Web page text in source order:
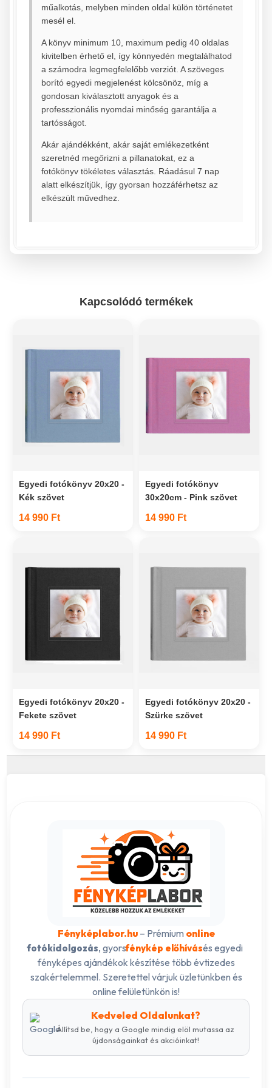
műalkotás, melyben minden oldal külön történetet
mesél el.
A könyv minimum 10, maximum pedig 40 oldalas
kivitelben érhető el, így könnyedén megtalálhatod
a számodra legmegfelelőbb verziót. A szöveges
borító egyedi megjelenést kölcsönöz, míg a
gondosan kiválasztott anyagok és a
professzionális nyomdai minőség garantálja a
tartósságot.
Akár ajándékként, akár saját emlékezetként
szeretnéd megőrizni a pillanatokat, ez a
fotókönyv tökéletes választás. Ráadásul 7 nap
alatt elkészítjük, így gyorsan hozzáférhetsz az
elkészült művedhez.
Kapcsolódó termékek
Egyedi fotókönyv 20x20 -
Kék szövet
14 990 Ft
Egyedi fotókönyv
30x20cm - Pink szövet
14 990 Ft
Egyedi fotókönyv 20x20 -
Fekete szövet
14 990 Ft
Egyedi fotókönyv 20x20 -
Szürke szövet
14 990 Ft
Fényképlabor.hu– Prémium online
fotókidolgozás, gyorsfénykép előhívásés egyedi
fényképes ajándékok készítése több évtizedes
szakértelemmel. Szeretettel várjuk üzletünkben és
online felületünkön is!
Kedveled Oldalunkat?
Állítsd be, hogy a Google mindig elöl mutassa az
újdonságainkat és akcióinkat!